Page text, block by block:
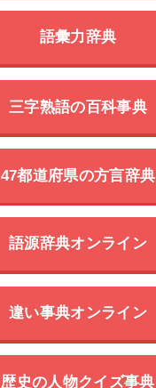
語彙力辞典
三字熟語の百科事典
47都道府県の方言辞典
語源辞典オンライン
違い事典オンライン
歴史の人物クイズ事典